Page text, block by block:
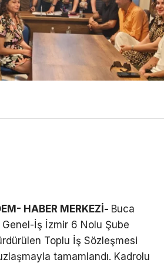
HABER MERKEZİ- Buca
İş İzmir 6 Nolu Şube
Toplu İş Sözleşmesi
tamamlandı. Kadrolu